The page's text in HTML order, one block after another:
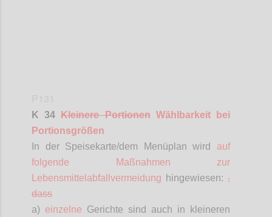
K 34Kleinere PortionenWählbarkeit bei
Portionsgrößen
In der Speisekarte/dem Menüplan wird auf
folgende Maßnahmen zur
Lebensmittelabfallvermeidung
hingewiesen: ,
dass
a) einzelne Gerichte sind auch in kleineren